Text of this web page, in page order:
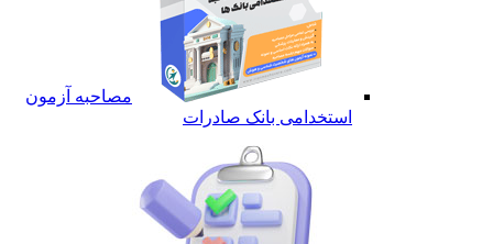
مصاحبه آزمون
استخدامی بانک صادرات